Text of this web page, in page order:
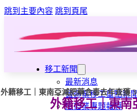
跳到主要內容 跳到頁尾
移工新聞
最新消息
營造業移工重點新
旅宿業專題報導
外籍移工｜東南亞減肥藥含毒去年查獲
外籍移工｜東南